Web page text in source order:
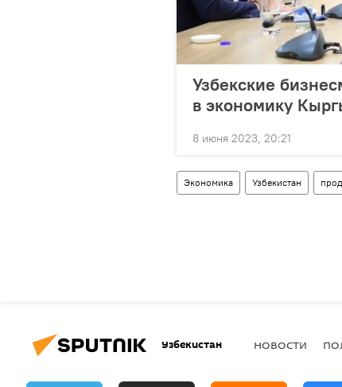
Узбекские
в экономику
8 июня 2023, 20:21
Экономика Узбекистан
Узбекистан НОВОСТИ